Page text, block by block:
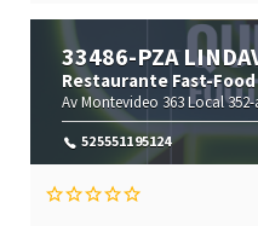
33486-PZA
Restaurante Fast-Food
Av Montevideo 363 Local
525551195124